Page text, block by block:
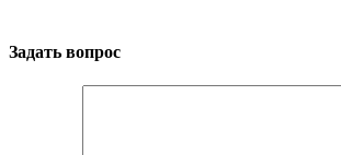
Задать вопрос